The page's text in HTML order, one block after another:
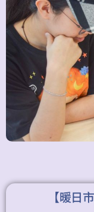
【暖日